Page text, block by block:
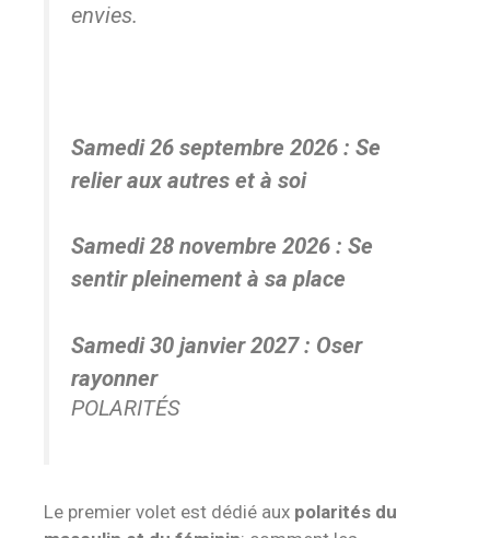
envies.
Samedi 26 septembre 2026 : Se
relier aux autres et à soi
Samedi 28 novembre 2026 : Se
sentir pleinement à sa place
Samedi 30 janvier 2027 : Oser
rayonner
POLARITÉS
Le premier volet est dédié aux polarités du